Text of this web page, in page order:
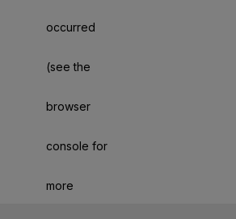
occurred
(see the
browser
console for
more